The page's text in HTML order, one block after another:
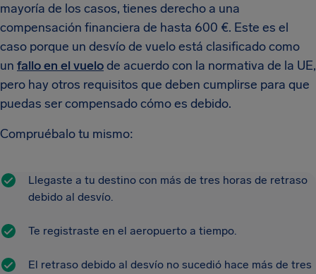
mayoría de los casos, tienes derecho a una
compensación financiera de hasta 600 €. Este es el
caso porque un desvío de vuelo está clasificado como
un fallo en el vuelode acuerdo con la normativa de la UE,
pero hay otros requisitos que deben cumplirse para que
puedas ser compensado cómo es debido.
Compruébalo tu mismo:
Llegaste a tu destino con más de tres horas de retraso
debido al desvío.
Te registraste en el aeropuerto a tiempo.
El retraso debido al desvío no sucedió hace más de tres